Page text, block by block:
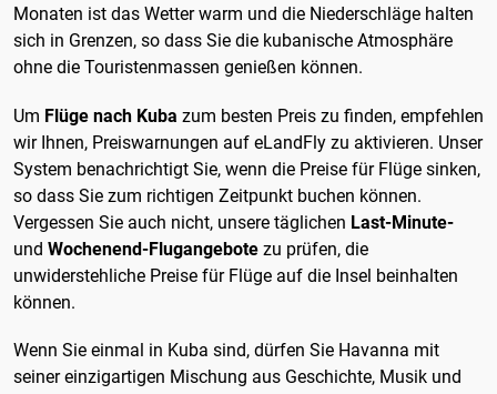
Monaten ist das Wetter warm und die Niederschläge halten
sich in Grenzen, so dass Sie die kubanische Atmosphäre
ohne die Touristenmassen genießen können.
Um Flüge nach Kuba zum besten Preis zu finden, empfehlen
wir Ihnen, Preiswarnungen auf eLandFly zu aktivieren. Unser
System benachrichtigt Sie, wenn die Preise für Flüge sinken,
so dass Sie zum richtigen Zeitpunkt buchen können.
Vergessen Sie auch nicht, unsere täglichen Last-Minute-
und Wochenend-Flugangebote zu prüfen, die
unwiderstehliche Preise für Flüge auf die Insel beinhalten
können.
Wenn Sie einmal in Kuba sind, dürfen Sie Havanna mit
seiner einzigartigen Mischung aus Geschichte, Musik und